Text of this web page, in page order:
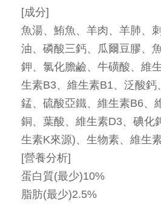
[成分]
魚湯、鮪魚、羊肉、羊肺、
油、磷酸三鈣、瓜爾豆膠、
鉀、氯化膽鹼、牛磺酸、維
生素B3、維生素B1、泛酸鈣
錳、硫酸亞鐵、維生素B6、
銅、葉酸、維生素D3、碘化
生素K來源)、生物素、維生
[營養分析]
蛋白質(最少)10%
脂肪(最少)2.5%